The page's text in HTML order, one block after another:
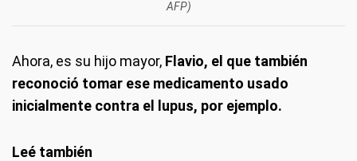
AFP)
Ahora, es su hijo mayor, Flavio, el que también
reconoció tomar ese medicamento usado
inicialmente contra el lupus, por ejemplo.